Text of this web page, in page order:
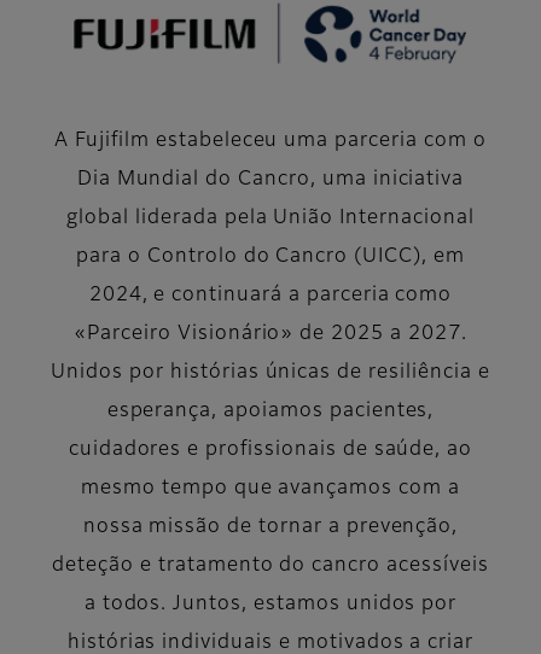
A Fujifilm estabeleceu uma parceria com o
Dia Mundial do Cancro, uma iniciativa
global liderada pela União Internacional
para o Controlo do Cancro (UICC), em
2024, e continuará a parceria como
«Parceiro Visionário» de 2025 a 2027.
Unidos por histórias únicas de resiliência e
esperança, apoiamos pacientes,
cuidadores e profissionais de saúde, ao
mesmo tempo que avançamos com a
nossa missão de tornar a prevenção,
deteção e tratamento do cancro acessíveis
a todos. Juntos, estamos unidos por
histórias individuais e motivados a criar